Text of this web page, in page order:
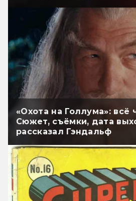
«Охота на Голлума»: всё
Сюжет, съёмки, дата
рассказал Гэндальф